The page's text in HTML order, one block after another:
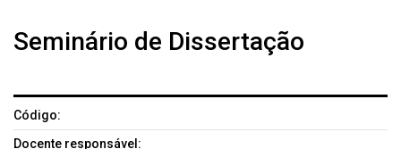
Seminário de Dissertação
Código:
Docente responsável: